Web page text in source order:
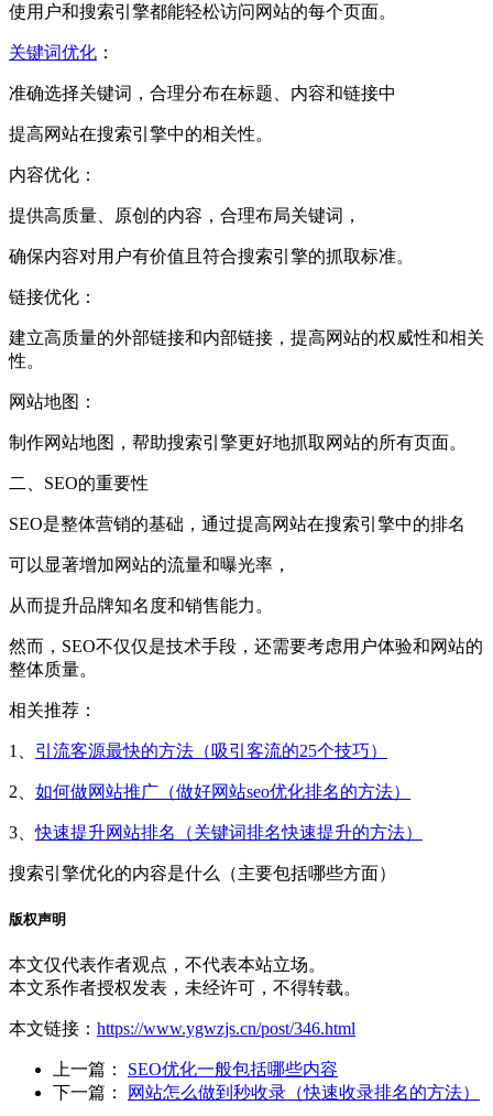
使用户和搜索引擎都能轻松访问网站的每个页面。
关键词优化 ：
准确选择关键词，合理分布在标题、内容和链接中
提高网站在搜索引擎中的相关性。
内容优化：
提供高质量、原创的内容，合理布局关键词，
确保内容对用户有价值且符合搜索引擎的抓取标准。
链接优化：
建立高质量的外部链接和内部链接，提高网站的权威性和相关
性。
网站地图：
制作网站地图，帮助搜索引擎更好地抓取网站的所有页面。
二、SEO的重要性
SEO是整体营销的基础，通过提高网站在搜索引擎中的排名
可以显著增加网站的流量和曝光率，
从而提升品牌知名度和销售能力。
然而，SEO不仅仅是技术手段，还需要考虑用户体验和网站的
整体质量。
相关推荐：
1、 引流客源最快的方法（吸引客流的25个技巧）
2、 如何做网站推广（做好网站seo优化排名的方法）
3、快速提升网站排名（关键词排名快速提升的方法）
搜索引擎优化的内容是什么（主要包括哪些方面）
版权声明
本文仅代表作者观点，不代表本站立场。
本文系作者授权发表，未经许可，不得转载。
本文链接： https://www.ygwzjs.cn/post/346.html
上一篇： SEO优化一般包括哪些内容
下一篇：
网站怎么做到秒收录（快速收录排名的方法）